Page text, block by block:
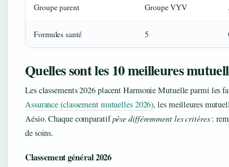
Groupe parent Groupe VYV
Formules santé 5
Quelles sont les 10 meilleures
Les classements 2026 placent Harmonie Mutuelle parmi les
Assurance (classement mutuelles 2026), les meilleures
Aésio. Chaque comparatifpèse différemment les critères:
de soins.
Classement général 2026